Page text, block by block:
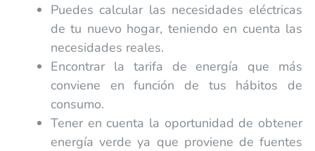
Puedes calcular las necesidades eléctricas
de tu nuevo hogar, teniendo en cuenta las
necesidades reales.
Encontrar la tarifa de energía que más
conviene en función de tus hábitos de
consumo.
Tener en cuenta la oportunidad de obtener
energía verde ya que proviene de fuentes